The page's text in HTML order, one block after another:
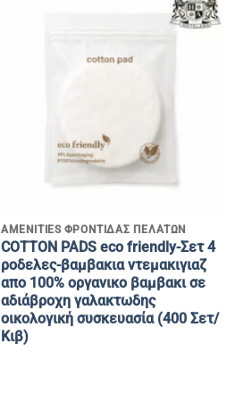
AMENITIES ΦΡΟΝΤΙΔΑΣ ΠΕΛΑΤΩΝ
COTTON PADS eco friendly-Σετ 4
ροδελες-βαμβακια ντεμακιγιαζ
απο 100% οργανικο βαμβακι σε
αδιάβροχη γαλακτωδης
οικολογική συσκευασία (400 Σετ/
Κιβ)